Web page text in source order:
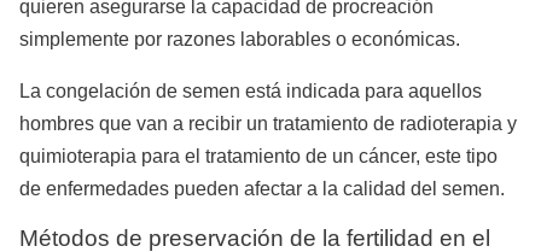
quieren asegurarse la capacidad de procreación
simplemente por razones laborables o económicas.
La congelación de semen está indicada para aquellos
hombres que van a recibir un tratamiento de radioterapia y
quimioterapia para el tratamiento de un cáncer, este tipo
de enfermedades pueden afectar a la calidad del semen.
Métodos de preservación de la fertilidad en el